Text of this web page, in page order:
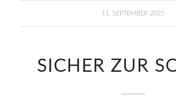
11. SEPTEMBER 2025
SICHER ZUR